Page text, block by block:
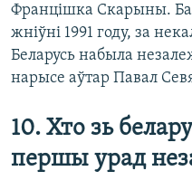
Францішка Скарыны.
жніўні 1991 году, за
Беларусь набыла
нарысе аўтар Павал
10. Хто зь
першы урад